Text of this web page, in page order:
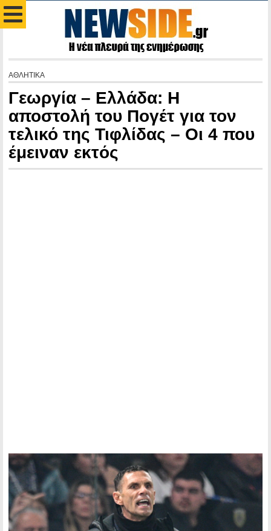
ΑΘΛΗΤΙΚΑ
Γεωργία – Ελλάδα: Η
αποστολή του Πογέτ για τον
τελικό της Τιφλίδας – Οι 4 που
έμειναν εκτός